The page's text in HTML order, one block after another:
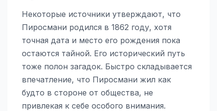
Некоторые источники утверждают, что
Пиросмани родился в 1862 году, хотя
точная дата и место его рождения пока
остаются тайной. Его исторический путь
тоже полон загадок. Быстро складывается
впечатление, что Пиросмани жил как
будто в стороне от общества, не
привлекая к себе особого внимания.